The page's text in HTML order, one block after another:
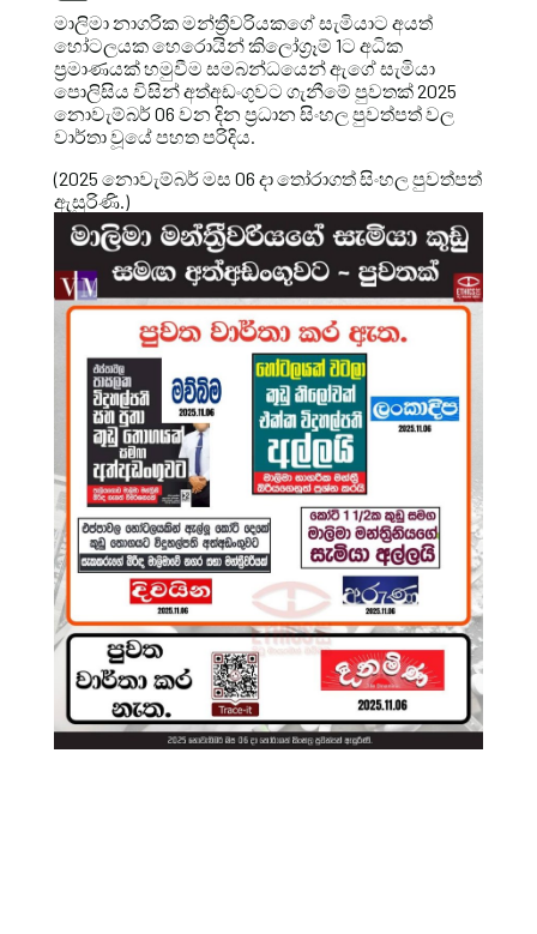
මාලිමා නාගරික මන්ත්‍රීවරියකගේ සැමියාට අයත්
හෝටලයක හෙරොයින් කිලෝග්‍රෑම් 1ට අධික
ප්‍රමාණයක් හමුවීම සමබන්ධයෙන් ඇගේ සැමියා
පොලිසිය විසින් අත්අඩංගුවට ගැනීමේ පුවතක් 2025
නොවැම්බර් 06 වන දින ප්‍රධාන සිංහල පුවත්පත් වල
වාර්තා වූයේ පහත පරිදිය.
(2025 නොවැම්බර් මස 06 දා තෝරාගත් සිංහල පුවත්පත්
ඇසුරිණි.)